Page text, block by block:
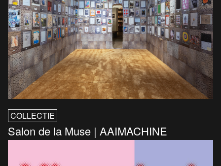
COLLECTIE
Salon de la Muse | AAIMACHINE